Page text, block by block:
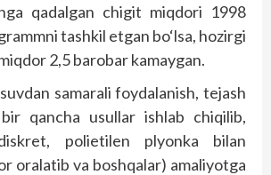
qadalgan chigit miqdori 1998
tashkil etgan bo‘lsa, hozirgi
2,5 barobar kamaygan.
samarali foydalanish, tejash
qancha usullar ishlab chiqilib,
polietilen plyonka bilan
oralatib va boshqalar) amaliyotga